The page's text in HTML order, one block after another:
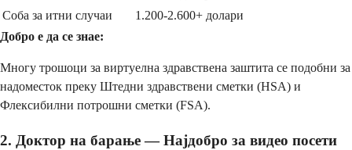
Соба за итни случаи
1.200-2.600+ долари
Добро е да се знае:
Многу трошоци за виртуелна здравствена заштита се подобни за
надоместок преку Штедни здравствени сметки (HSA) и
Флексибилни потрошни сметки (FSA).
2. Доктор на барање — Најдобро за видео посети